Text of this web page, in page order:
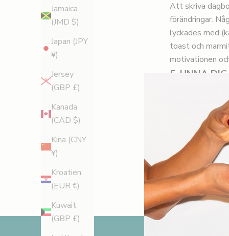
Jamaica
(JMD $)
Japan (JPY
¥)
Jersey
(GBP £)
Kanada
(CAD $)
Kina (CNY
¥)
Kroatien
(EUR €)
Kuwait
(GBP £)
Att skriva
förändringar.
lyckades med
toast och
motivationen
5. UNNA
mörk
det är en
nytt par skor,
Av Kate